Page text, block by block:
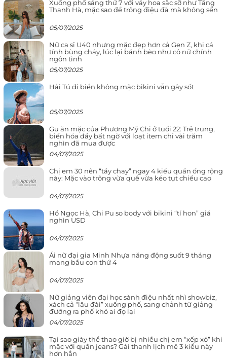
Xuống phố sáng thứ 7 với váy hoa sặc sỡ như Tăng
Thanh Hà, mặc sao để trông điệu đà mà không sến
05/07/2025
Nữ ca sĩ U40 nhưng mặc đẹp hơn cả Gen Z, khi cá
tính bùng cháy, lúc lại bánh bèo như cô nữ chính
ngôn tình
05/07/2025
Hải Tú đi biển không mặc bikini vẫn gây sốt
05/07/2025
Gu ăn mặc của Phương Mỹ Chi ở tuổi 22: Trẻ trung,
biến hóa đầy bất ngờ với loạt item chỉ vài trăm
nghìn đã mua được
04/07/2025
Chị em 30 nên “tẩy chay” ngay 4 kiểu quần ống rộng
này: Mặc vào trông vừa quê vừa kéo tụt chiều cao
04/07/2025
Hồ Ngọc Hà, Chi Pu so body với bikini “tí hon” giá
nghìn USD
04/07/2025
Ái nữ đại gia Minh Nhựa năng động suốt 9 tháng
mang bầu con thứ 4
04/07/2025
Nữ giảng viên đại học sành điệu nhất nhì showbiz,
xách cả “lâu đài” xuống phố, sang chảnh từ giảng
đường ra phố khó ai đọ lại
04/07/2025
Tại sao giày thể thao giờ bị nhiều chị em “xếp xó” khi
mặc với quần jeans? Gái thanh lịch mê 3 kiểu này
hơn hẳn